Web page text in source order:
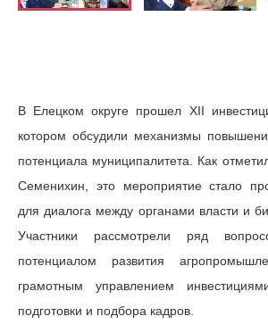
В Елецком округе прошел XII
котором обсудили механизмы
потенциала муниципалитета. Как
Семенихин, это мероприятие стало
для диалога между органами власти и
Участники рассмотрели ряд
потенциалом развития
грамотным управлением
подготовки и подбора кадров.